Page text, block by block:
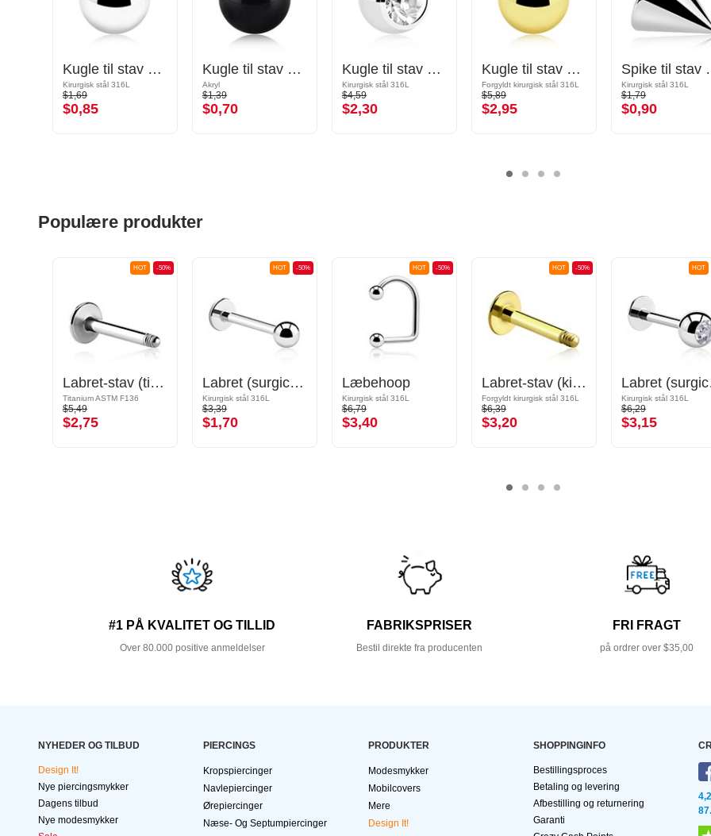
Kugle til stav med gevind (kirurgisk stål, sølv, blank finish)
Kirurgisk stål 316L
$1,69
$0,85
Kugle til stav med gevind (akryl, flere farver)
Akryl
$1,39
$0,70
Kugle til stav med gevind (kirurgisk stål, sølv, blank finish) med Krystalsten
Kirurgisk stål 316L
$4,59
$2,30
Kugle til stav med gevind (kirurgisk stål, guld, blank finish)
Forgyldt kirurgisk stål 316L
$5,89
$2,95
Spike til
Kirurgisk stål 316L
$1,79
$0,90
Populære produkter
-50%
HOT
Labret-stav (titan, blank finish)
Titanium ASTM F136
$5,49
$2,75
-50%
HOT
Labret (surgical steel, silver, shiny finish)
Kirurgisk stål 316L
$3,39
$1,70
-50%
HOT
Læbehoop
Kirurgisk stål 316L
$6,79
$3,40
-50%
HOT
Labret-stav (kirurgisk stål, guld, blank finish)
Forgyldt kirurgisk stål 316L
$6,39
$3,20
HOT
Kirurgisk stål 316L
$6,29
$3,15
#1 PÅ KVALITET OG TILLID
Over 80.000 positive anmeldelser
FABRIKSPRISER
Bestil direkte fra producenten
FRI FRAGT
på ordrer over $35,00
NYHEDER OG TILBUD
Design It!
Nye piercingsmykker
Dagens tilbud
Nye modesmykker
PIERCINGS
Kropspiercinger
Navlepiercinger
Ørepiercinger
Næse- Og Septumpiercinger
PRODUKTER
Modesmykker
Mobilcovers
Mere
Design It!
SHOPPINGINFO
Bestillingsproces
Betaling og levering
Afbestilling og returnering
Garanti